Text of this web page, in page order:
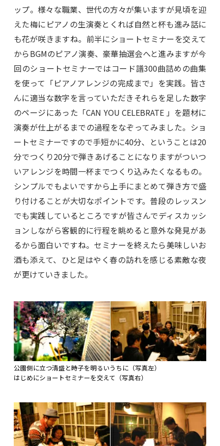
ップ。様々な職業、世代の方々が集いますが見頃を迎
えた梅にピアノの生演奏とくれば自然と杯も進み話に
も花が咲きますね。前半にショートセミナーを交えて
からBGMのピアノ演奏、豪華抽選会へと進みますが今
回のショートセミナーではコード譜300曲詰めの曲集
を使って「ピアノアレンジの完成まで」を実践。皆さ
んに適当な数字を言っていただきそれらを足した数字
のページにあった「CAN YOU CELEBRATE 」を題材に
演奏が仕上がるまでの過程をなぞってみました。ショ
ートセミナーですので手短かに40分、ということは20
分でつくり20分で弾きあげることになりますがついつ
いアレンジを時間一杯までつくり込みたくなるもの。
シンプルでもよいですから上手にまとめて弾き方で盛
り付けることが大切なポイントです。普段のレッスン
でも実践しているところですが皆さんでディスカッシ
ョンしながら客観的に行程を眺めると意外な発見があ
るから面白いですね。セミナーを終えたら美味しいお
酒も添えて、ひと足はやく春の訪れを感じる素敵な夜
が更けていきました。
公園側に立つ清盛と時子を明るいうちに（写真左）
はじめにショートセミナーを交えて（写真右）